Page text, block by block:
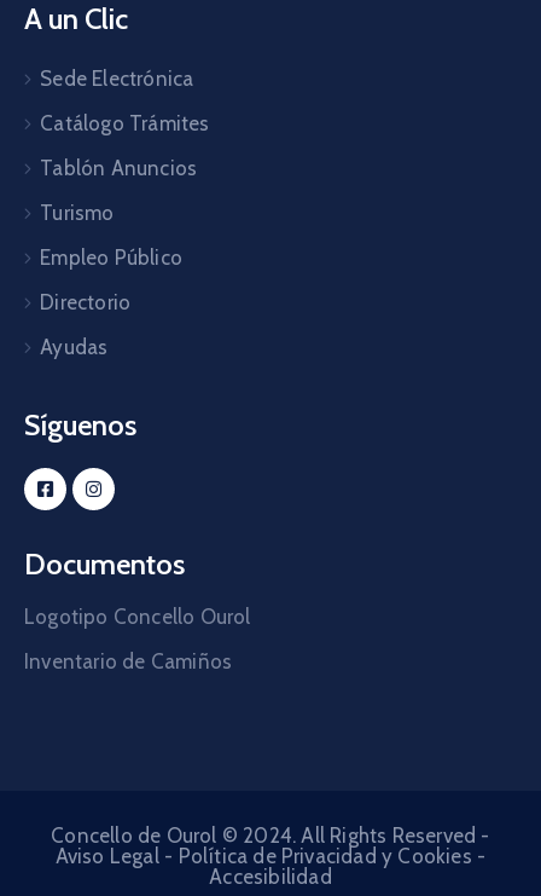
A un Clic
Sede Electrónica
Catálogo Trámites
Tablón Anuncios
Turismo
Empleo Público
Directorio
Ayudas
Síguenos
Documentos
Logotipo Concello Ourol
Inventario de Camiños
Concello de Ourol © 2024. All Rights Reserved -
Aviso Legal- Política de Privacidad y Cookies -
Accesibilidad